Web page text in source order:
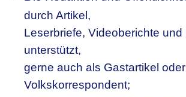
durch Artikel,
Leserbriefe, Videoberichte und
unterstützt,
gerne auch als Gastartikel oder
Volkskorrespondent;